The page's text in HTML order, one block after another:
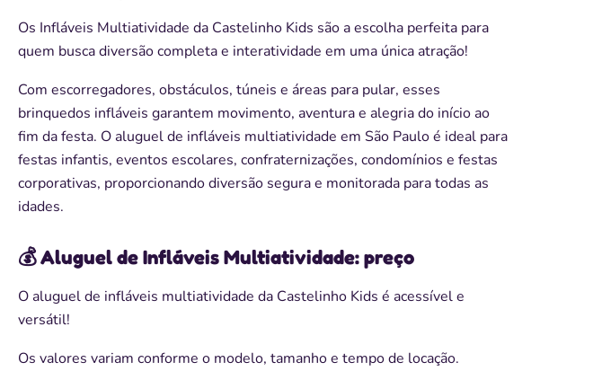
Os Infláveis Multiatividade da Castelinho Kids são a escolha perfeita para
quem busca diversão completa e interatividade em uma única atração!
Com escorregadores, obstáculos, túneis e áreas para pular, esses
brinquedos infláveis garantem movimento, aventura e alegria do início ao
fim da festa. O aluguel de infláveis multiatividade em São Paulo é ideal para
festas infantis, eventos escolares, confraternizações, condomínios e festas
corporativas, proporcionando diversão segura e monitorada para todas as
idades.
💰 Aluguel de Infláveis Multiatividade: preço
O aluguel de infláveis multiatividade da Castelinho Kids é acessível e
versátil!
Os valores variam conforme o modelo, tamanho e tempo de locação.